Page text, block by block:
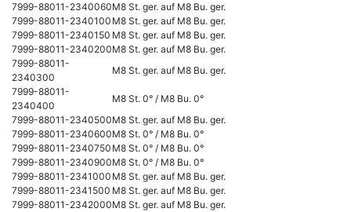
7999-88011-2340060M8 St. ger. auf M8 Bu. ger.
7999-88011-2340100 M8 St. ger. auf M8 Bu. ger.
7999-88011-2340150 M8 St. ger. auf M8 Bu. ger.
7999-88011-2340200M8 St. ger. auf M8 Bu. ger.
7999-88011-
2340300
M8 St. ger. auf M8 Bu. ger.
7999-88011-
2340400
M8 St. 0° / M8 Bu. 0°
7999-88011-2340500M8 St. ger. auf M8 Bu. ger.
7999-88011-2340600M8 St. 0° / M8 Bu. 0°
7999-88011-2340750 M8 St. 0° / M8 Bu. 0°
7999-88011-2340900M8 St. 0° / M8 Bu. 0°
7999-88011-2341000 M8 St. ger. auf M8 Bu. ger.
7999-88011-2341500 M8 St. ger. auf M8 Bu. ger.
7999-88011-2342000M8 St. ger. auf M8 Bu. ger.